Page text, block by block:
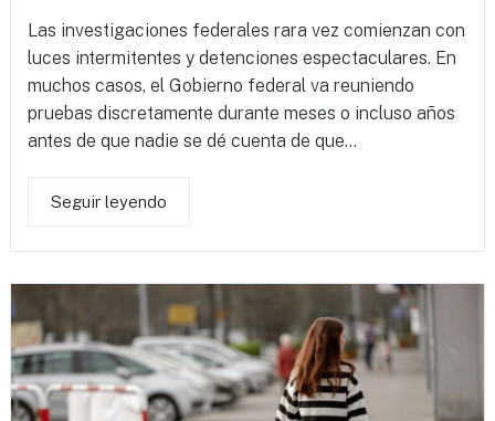
Las investigaciones federales rara vez comienzan con
luces intermitentes y detenciones espectaculares. En
muchos casos, el Gobierno federal va reuniendo
pruebas discretamente durante meses o incluso años
antes de que nadie se dé cuenta de que...
Seguir leyendo